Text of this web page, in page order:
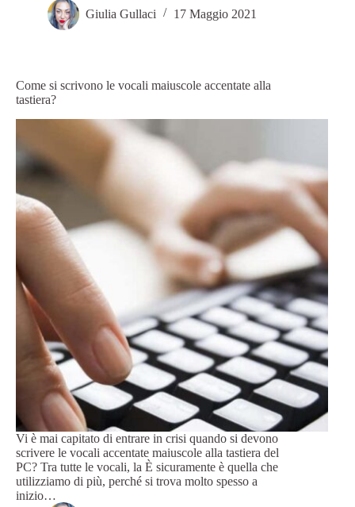
Giulia Gullaci
17 Maggio 2021
Come si scrivono le vocali maiuscole accentate alla
tastiera?
Vi è mai capitato di entrare in crisi quando si devono
scrivere le vocali accentate maiuscole alla tastiera del
PC? Tra tutte le vocali, la È sicuramente è quella che
utilizziamo di più, perché si trova molto spesso a
inizio…